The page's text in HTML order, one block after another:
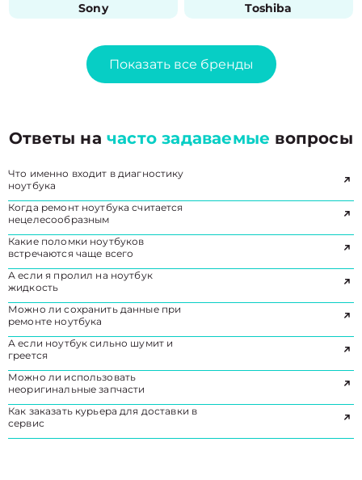
Sony Toshiba
Показать все бренды
Ответы начасто задаваемые вопросы
Что именно входит в диагностику
ноутбука
Когда ремонт ноутбука считается
нецелесообразным
Какие поломки ноутбуков
встречаются чаще всего
А если я пролил на ноутбук
жидкость
Можно ли сохранить данные при
ремонте ноутбука
А если ноутбук сильно шумит и
греется
Можно ли использовать
неоригинальные запчасти
Как заказать курьера для доставки в
сервис